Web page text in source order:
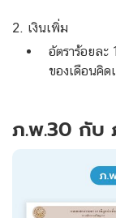
2. เงินเพิ่ม
อัตราร้อยละ
ของเดือนคิด
ภ.พ.30 กับ